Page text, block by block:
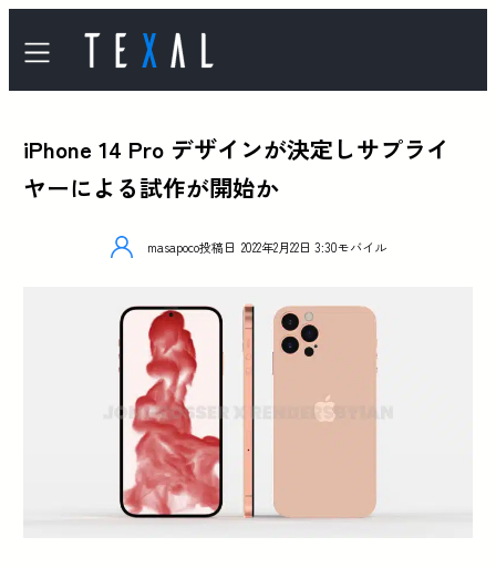
iPhone 14 Pro デザインが決定しサプライ
ヤーによる試作が開始か
masapoco投稿日 2022年2月22日 3:30モバイル